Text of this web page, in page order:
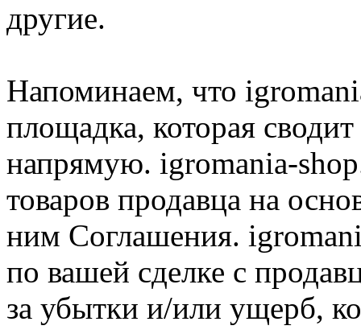
другие.
Напоминаем, что
площадка, которая
напрямую. igromania-
товаров продавца на
ним Соглашения.
по вашей сделке с
за убытки и/или ущерб,